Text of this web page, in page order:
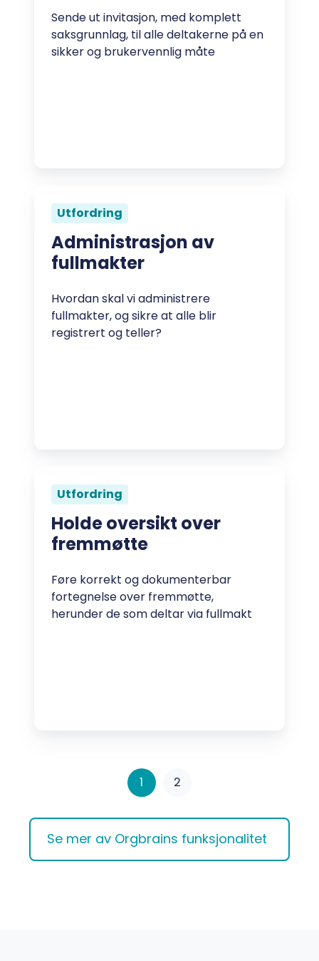
Sende ut invitasjon, med komplett
saksgrunnlag, til alle deltakerne på en
sikker og brukervennlig måte
Utfordring
Administrasjon av
fullmakter
Hvordan skal vi administrere
fullmakter, og sikre at alle blir
registrert og teller?
Utfordring
Holde oversikt over
fremmøtte
Føre korrekt og dokumenterbar
fortegnelse over fremmøtte,
herunder de som deltar via fullmakt
1 2
Se mer av Orgbrains funksjonalitet